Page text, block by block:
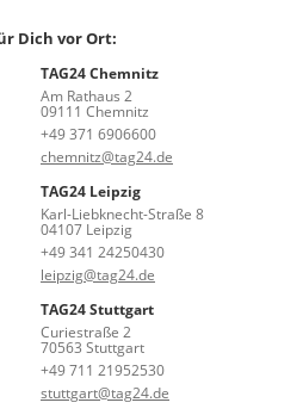
Dich vor Ort:
TAG24 Chemnitz
Am Rathaus 2
09111 Chemnitz
+49 371 6906600
chemnitz@tag24.de
TAG24 Leipzig
Karl-Liebknecht-Straße 8
04107 Leipzig
+49 341 24250430
leipzig@tag24.de
TAG24 Stuttgart
Curiestraße 2
70563 Stuttgart
+49 711 21952530
stuttgart@tag24.de